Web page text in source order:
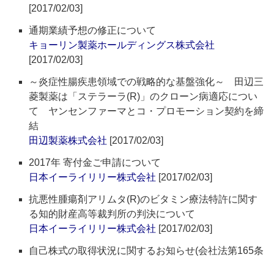
[2017/02/03]
通期業績予想の修正について
キョーリン製薬ホールディングス株式会社
[2017/02/03]
～炎症性腸疾患領域での戦略的な基盤強化～ 田辺三
菱製薬は「ステラーラ(R)」のクローン病適応につい
て ヤンセンファーマとコ・プロモーション契約を締
結
田辺製薬株式会社 [2017/02/03]
2017年 寄付金ご申請について
日本イーライリリー株式会社 [2017/02/03]
抗悪性腫瘍剤アリムタ(R)のビタミン療法特許に関す
る知的財産高等裁判所の判決について
日本イーライリリー株式会社 [2017/02/03]
自己株式の取得状況に関するお知らせ(会社法第165条